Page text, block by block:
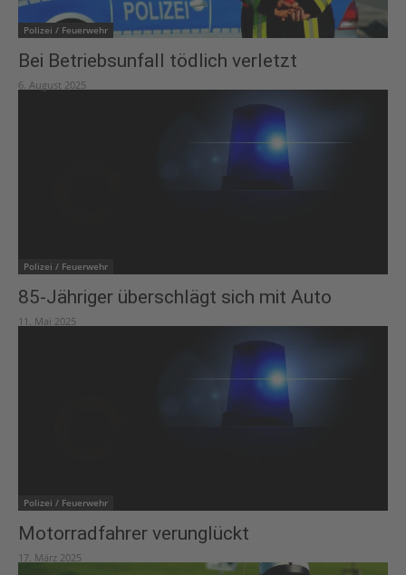
Polizei / Feuerwehr
Bei Betriebsunfall tödlich verletzt
6. August 2025
Polizei / Feuerwehr
85-Jähriger überschlägt sich mit Auto
11. Mai 2025
Polizei / Feuerwehr
Motorradfahrer verunglückt
17. März 2025